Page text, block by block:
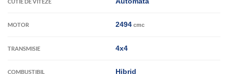
MOTOR 2494 cmc
TRANSMISIE 4x4
COMBUSTIBIL Hibrid